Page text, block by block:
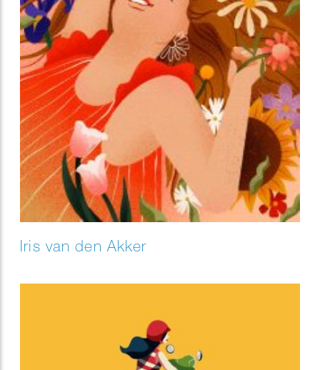
Iris van den Akker